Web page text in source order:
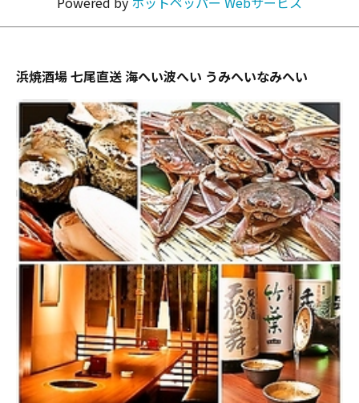
浜焼酒場 七尾直送 海へい波へい うみへいなみへい